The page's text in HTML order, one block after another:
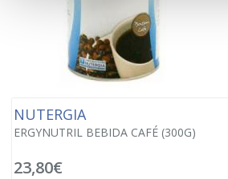
NUTERGIA
ERGYNUTRIL BEBIDA CAFÉ (300G)
23,80€